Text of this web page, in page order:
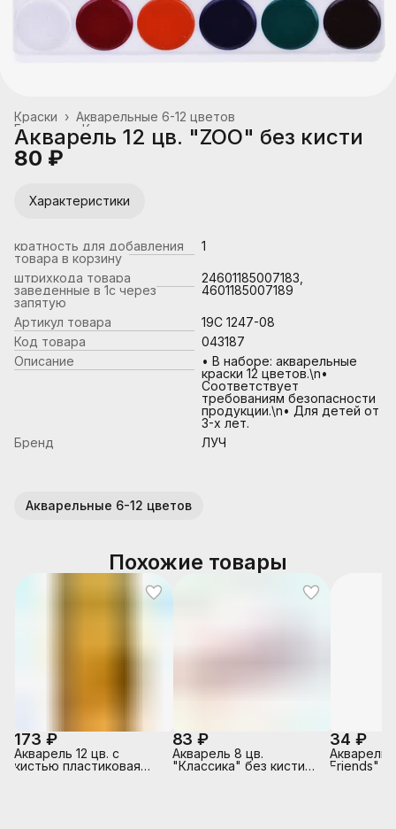
Акварельные 6-12 цветов
Краски ›
Канцтовары, школьные принадлежности
Главная
Акварель 12 цв. "ZOO" без кисти
80 ₽
Характеристики
кратность для добавления
товара в корзину
1
штрихкода товара
заведенные в 1с через
запятую
24601185007183,
4601185007189
Артикул товара
19С 1247-08
Код товара
043187
Описание
• В наборе: акварельные
краски 12 цветов.\n•
Соответствует
требованиям безопасности
продукции.\n• Для детей от
3-х лет.
Бренд
ЛУЧ
Акварельные 6-12 цветов
Похожие товары
173 ₽
Акварель 12 цв. с
кистью пластиковая
83 ₽
Акварель 8 цв.
"Классика" без кисти
34 ₽
Акварель
Friends" 6